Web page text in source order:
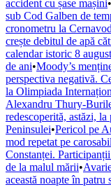
accident cu șase mașini•
sub Cod Galben de
cronometru la
crește debitul de apă
calendar istoric 8
de ani•Moody’s
perspectiva negativă.
la Olimpiada
Alexandru Thury-
redescoperită, astăzi,
Peninsulei•Pericol pe
mod repetat pe carosabil
Constanței.
de la malul mării•
această noapte în patru